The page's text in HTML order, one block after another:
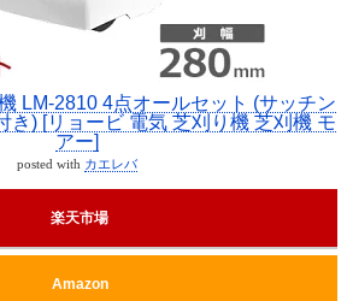
LM-2810 4点オールセット (サッチン
き) [リョービ 電気 芝刈り機 芝刈機 モ
アー]
posted with カエレバ
楽天市場
Amazon